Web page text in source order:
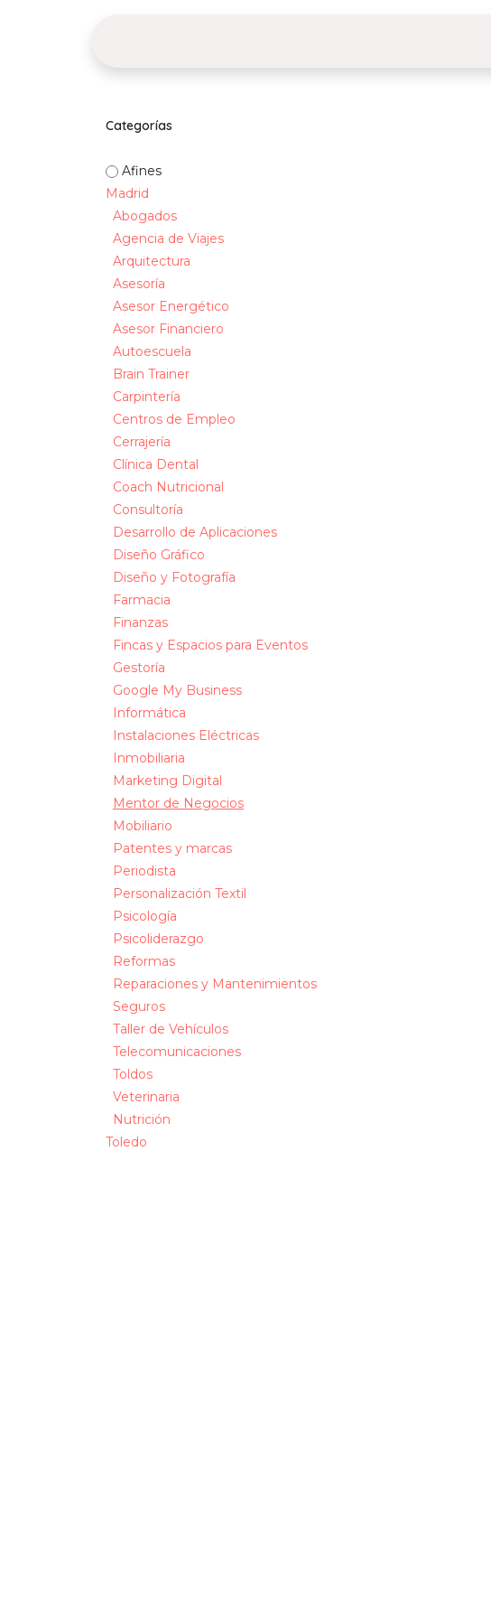
Categorías
Afines
Madrid
Abogados
Agencia de Viajes
Arquitectura
Asesoría
Asesor Energético
Asesor Financiero
Autoescuela
Brain Trainer
Carpintería
Centros de Empleo
Cerrajería
Clínica Dental
Coach Nutricional
Consultoría
Desarrollo de Aplicaciones
Diseño Gráfico
Diseño y Fotografía
Farmacia
Finanzas
Fincas y Espacios para Eventos
Gestoría
Google My Business
Informática
Instalaciones Eléctricas
Inmobiliaria
Marketing Digital
Mentor de Negocios
Mobiliario
Patentes y marcas
Periodista
Personalización Textil
Psicología
Psicoliderazgo
Reformas
Reparaciones y Mantenimientos
Seguros
Taller de Vehículos
Telecomunicaciones
Toldos
Veterinaria
Nutrición
Toledo